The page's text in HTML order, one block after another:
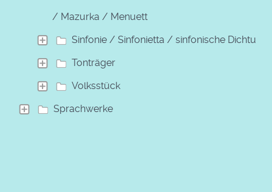
/ Mazurka / Menuett
Sinfonie / Sinfonietta / sinfonische Dichtung
Tonträger
Volksstück
Sprachwerke